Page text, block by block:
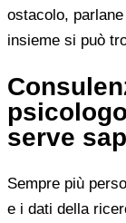
ostacolo,
insieme si può
serve
Sempre più
e i dati della